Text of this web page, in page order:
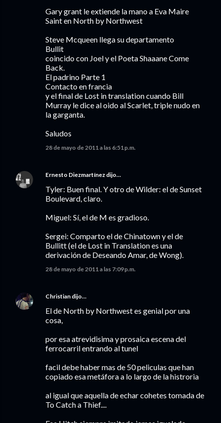
Gary grant le extiende la mano a Eva Maire
Saint en North by Northwest
Steve Mcqueen llega su departamento
Bullit
coincido con Joel y el Poeta Shaaane Come
Back.
El padrino Parte 1
Contacto en francia
y el final de Lost in translation cuando Bill
Murray le dice al oido al Scarlet, triple nudo en
la garganta.
Saludos
28 de mayo de 2011 a las 6:51 p.m.
Ernesto Diezmartínez dijo…
Tyler: Buen final. Y otro de Wilder: el de Sunset
Boulevard, claro.
Miguel: Sí, el de M es gradioso.
Sergei: Comparto el de Chinatown y el de
Bullitt (el de Lost in Translation es una
derivación de Deseando Amar, de Wong).
28 de mayo de 2011 a las 7:09 p.m.
Christian dijo…
El de North by Northwest es genial por una
cosa,
por esa atrevidisima y prosaica escena del
ferrocarril entrando al tunel
facil debe haber mas de 50 peliculas que han
copiado esa metáfora a lo largo de la histroria
al igual que aquella de echar cohetes tomada de
To Catch a Thief....